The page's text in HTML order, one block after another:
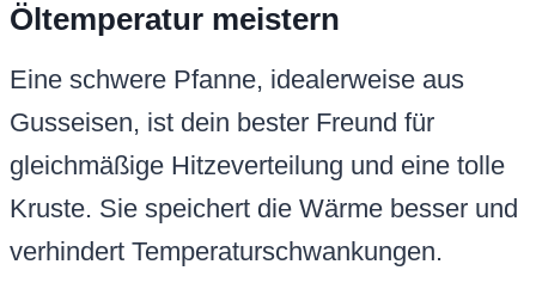
Öltemperatur meistern
Eine schwere Pfanne, idealerweise aus
Gusseisen, ist dein bester Freund für
gleichmäßige Hitzeverteilung und eine tolle
Kruste. Sie speichert die Wärme besser und
verhindert Temperaturschwankungen.